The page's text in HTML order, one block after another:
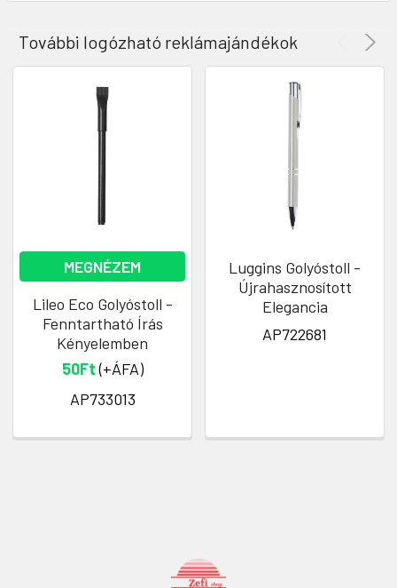
További logózható reklámajándékok
MEGNÉZEM
Lileo Eco Golyóstoll -
Fenntartható Írás
Kényelemben
50Ft(+ÁFA)
AP733013
Luggins Golyóstoll -
Újrahasznosított
Elegancia
AP722681